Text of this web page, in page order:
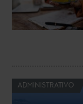
ADMINISTRATIVO